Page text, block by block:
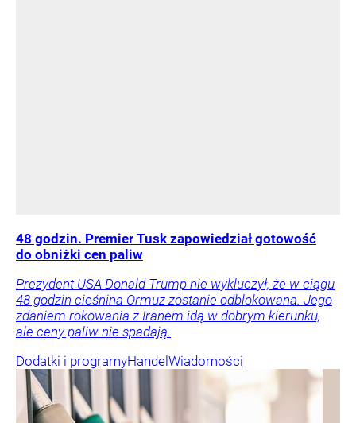
48 godzin. Premier Tusk zapowiedział gotowość
do obniżki cen paliw
Prezydent USA Donald Trump nie wykluczył, że w ciągu
48 godzin cieśnina Ormuz zostanie odblokowana. Jego
zdaniem rokowania z Iranem idą w dobrym kierunku,
ale ceny paliw nie spadają.
Dodatki i programyHandelWiadomości